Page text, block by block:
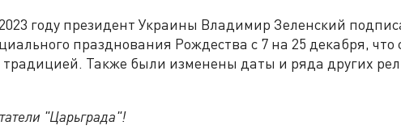
году президент Украины Владимир Зеленский
празднования Рождества с 7 на 25 декабря, что
традицией. Также были изменены даты и ряда других
"Царьграда"!